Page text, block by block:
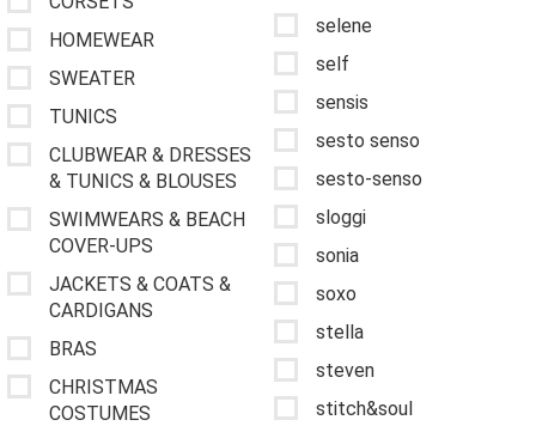
HOMEWEAR
SWEATER
TUNICS
CLUBWEAR & DRESSES
& TUNICS & BLOUSES
SWIMWEARS & BEACH
COVER-UPS
JACKETS & COATS &
CARDIGANS
BRAS
CHRISTMAS
COSTUMES
selene
self
sensis
sesto senso
sesto-senso
sloggi
sonia
soxo
stella
steven
stitch&soul